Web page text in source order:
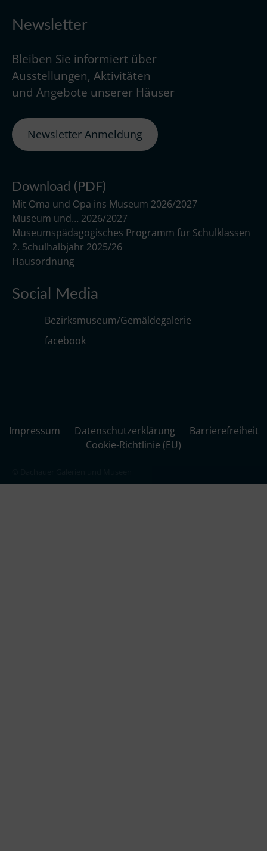
Newsletter
Bleiben Sie informiert über
Ausstellungen, Aktivitäten
und Angebote unserer Häuser
Newsletter Anmeldung
Download (PDF)
Mit Oma und Opa ins Museum 2026/2027
Museum und… 2026/2027
Museumspädagogisches Programm für Schulklassen
2. Schulhalbjahr 2025/26
Hausordnung
Social Media
Bezirksmuseum/Gemäldegalerie
facebook
Impressum Datenschutzerklärung
Barrierefreiheit
Cookie-Richtlinie (EU)